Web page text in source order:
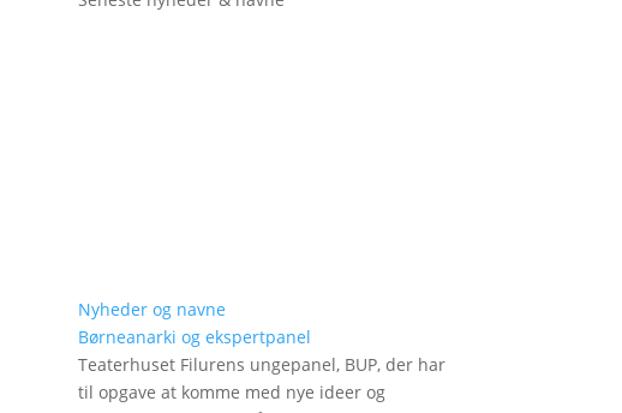
Nyheder og navne
Børneanarki og ekspertpanel
Teaterhuset Filurens ungepanel, BUP, der har
til opgave at komme med nye ideer og